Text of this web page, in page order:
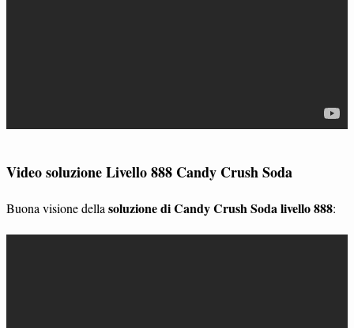
Video soluzione Livello 888 Candy Crush Soda
Buona visione della soluzione di Candy Crush Soda livello 888: